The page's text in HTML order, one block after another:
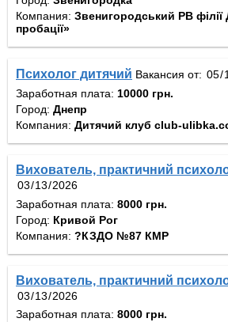
Компания: Звенигородський РВ філії
пробації»
Психолог дитячий Вакансия от:
Заработная плата: 10000 грн.
Город: Днепр
Компания: Дитячий клуб club-
Вихователь, практичний
Заработная плата: 8000 грн.
Город: Кривой Рог
Компания: ?КЗДО №87 КМР
Вихователь, практичний
Заработная плата: 8000 грн.